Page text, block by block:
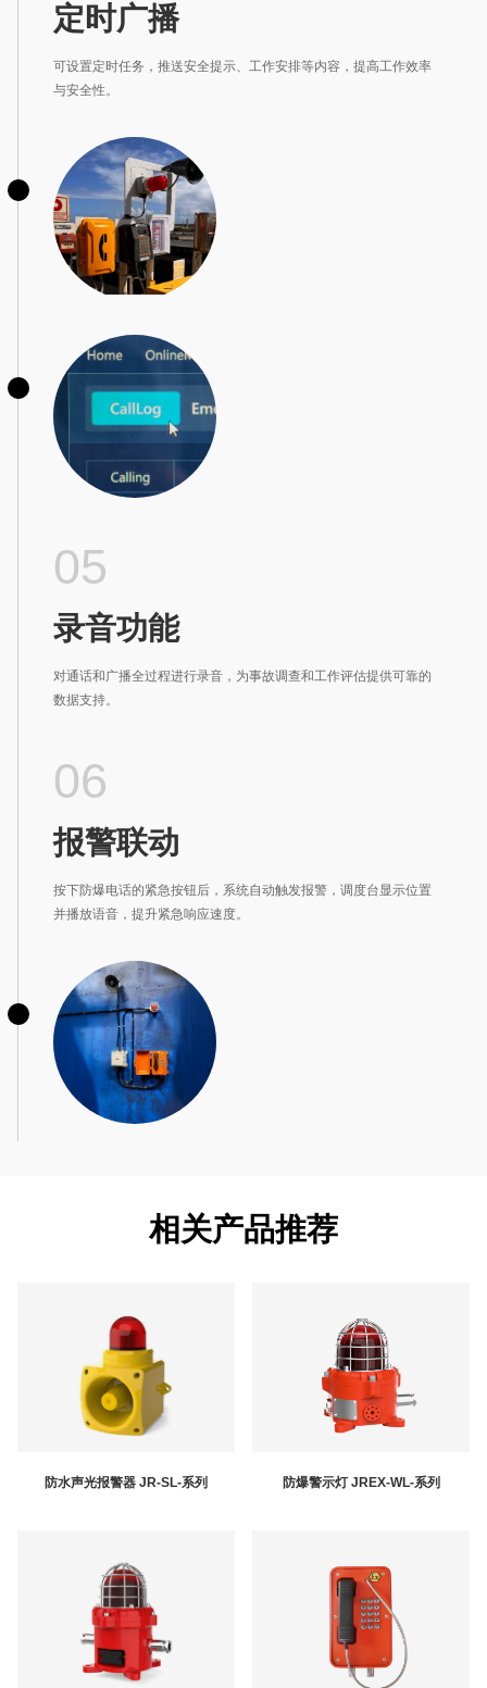
定时广播
可设置定时任务，推送安全提示、工作安排等内容，提高工作效率
与安全性。
05
录音功能
对通话和广播全过程进行录音，为事故调查和工作评估提供可靠的
数据支持。
06
报警联动
按下防爆电话的紧急按钮后，系统自动触发报警，调度台显示位置
并播放语音，提升紧急响应速度。
相关产品推荐
防水声光报警器 JR-SL-系列 防爆警示灯 JREX-WL-系列